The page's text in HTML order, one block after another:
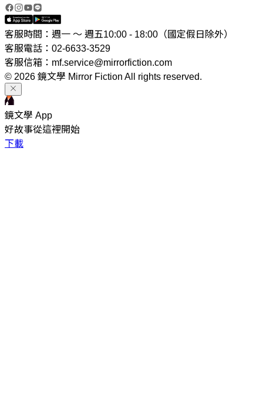
客服時間：週一 ～ 週五10:00 - 18:00（國定假日除外）
客服電話：02-6633-3529
客服信箱：mf.service@mirrorfiction.com
© 2026 鏡文學 Mirror Fiction All rights reserved.
鏡文學 App
好故事從這裡開始
下載